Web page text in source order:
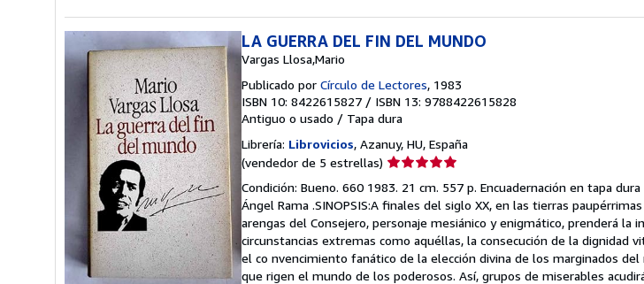
LA GUERRA DEL FIN DEL MUNDO
Vargas Llosa,Mario
Publicado por Círculo de Lectores, 1983
ISBN 10: 8422615827 / ISBN 13: 9788422615828
Antiguo o usado / Tapa dura
Librería: Librovicios, Azanuy, HU, España
(vendedor de 5 estrellas) Calificación
vendedor:
5
de
5
estrellas
Condición: Bueno. 660 1983. 21 cm. 557 p. Encuadernación en tapa
Ángel Rama .SINOPSIS:A finales del siglo XX, en las tierras
arengas del Consejero, personaje mesiánico y enigmático, prenderá la
circunstancias extremas como aquéllas, la consecución de la dignidad
el co nvencimiento fanático de la elección divina de los marginados
que rigen el mundo de los poderosos. Así, grupos de miserables